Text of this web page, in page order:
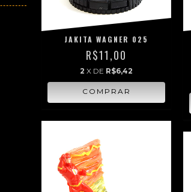
JAKITA WAGNER 025
R$11,00
2 X DE R$6,42